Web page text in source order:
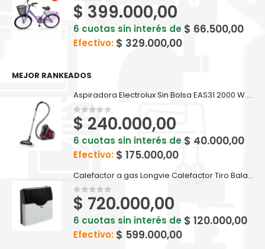
0out of 5
$ 399.000,00
6 cuotas sin interés de $ 66.500,00
Efectivo: $ 329.000,00
MEJOR RANKEADOS
Aspiradora Electrolux Sin Bolsa EAS31 2000 W Filtro HEPA
0out of 5
$ 240.000,00
6 cuotas sin interés de $ 40.000,00
Efectivo: $ 175.000,00
Calefactor a gas Longvie Calefactor Tiro Balanceado Eba5u 5000kcal Premium
0out of 5
$ 720.000,00
6 cuotas sin interés de $ 120.000,00
Efectivo: $ 599.000,00